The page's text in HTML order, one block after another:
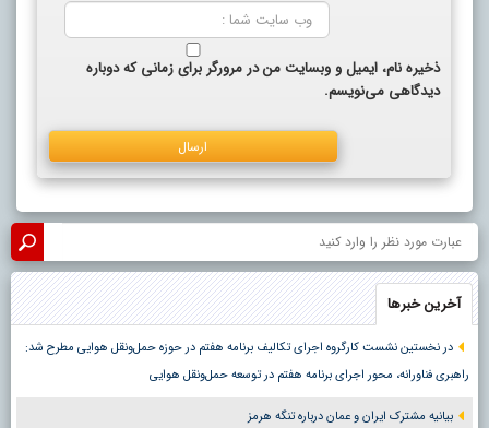
ذخیره نام، ایمیل و وبسایت من در مرورگر برای زمانی که دوباره
دیدگاهی می‌نویسم.
آخرین خبرها
در نخستین نشست کارگروه اجرای تکالیف برنامه هفتم در حوزه حمل‌ونقل هوایی مطرح شد:
راهبری فناورانه، محور اجرای برنامه هفتم در توسعه حمل‌ونقل هوایی
بیانیه مشترک ایران و عمان درباره تنگه هرمز